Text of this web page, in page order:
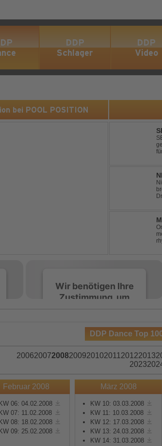
DDP
Schlager
DDP
Video
bei POOL POSITION
Wir benötigen Ihre
Zustimmung, um
Wir verwenden Spotify,
um Inhalte einzubetten.
Aktivitäten sammeln.
Bitte lesen Sie die Details
durch und stimmen Sie
der Nutzung des Service
zu, um diese Inhalte
anzuzeigen.
DDP Dance Top
200620072008200920102011 20122013
2023
Februar 2008
KW 06: 04.02.2008
KW 07: 11.02.2008
KW 08: 18.02.2008
KW 09: 25.02.2008
März 2008
KW 10: 03.03.2008
KW 11: 10.03.2008
KW 12: 17.03.2008
KW 13: 24.03.2008
KW 14: 31.03.2008